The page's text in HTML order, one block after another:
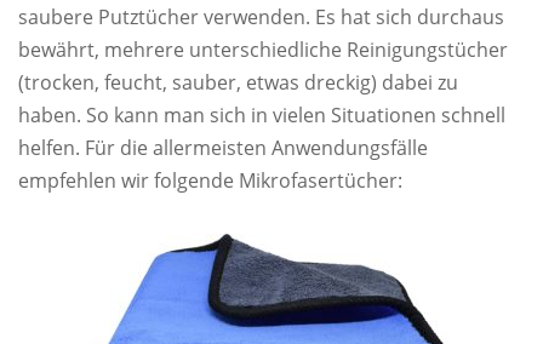
saubere Putztücher verwenden. Es hat sich durchaus
bewährt, mehrere unterschiedliche Reinigungstücher
(trocken, feucht, sauber, etwas dreckig) dabei zu
haben. So kann man sich in vielen Situationen schnell
helfen. Für die allermeisten Anwendungsfälle
empfehlen wir folgende Mikrofasertücher: